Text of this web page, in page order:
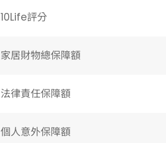
10Life評分
家居財物總保障額
法律責任保障額
個人意外保障額